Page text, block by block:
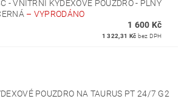
- VNITŘNÍ KYDEXOVÉ POUZDRO - PLNÝ
– VYPRODÁNO
1 600 Kč
1 322,31 Kč bez DPH
POUZDRO NA TAURUS PT 24/7 G2